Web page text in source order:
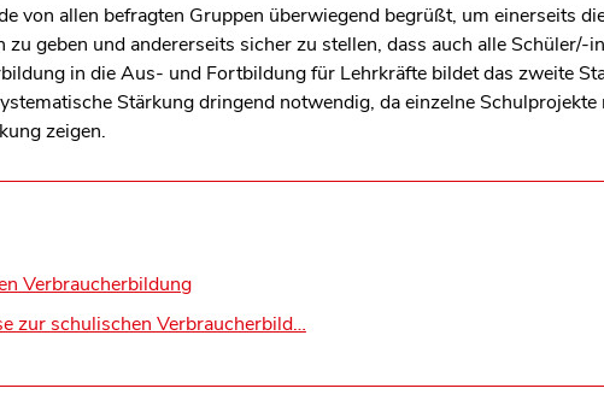
von allen befragten Gruppen überwiegend begrüßt, um einerseits
geben und andererseits sicher zu stellen, dass auch alle Schüler/-
in die Aus- und Fortbildung für Lehrkräfte bildet das zweite
Stärkung dringend notwendig, da einzelne
zeigen.
Verbraucherbildung
zur schulischen Verbraucherbild…